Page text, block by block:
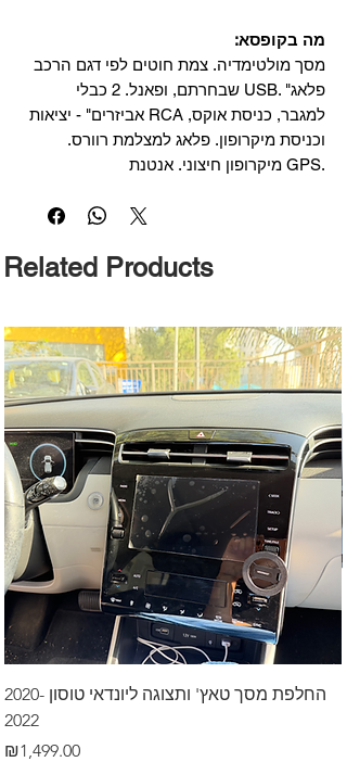
מה בקופסא:
מסך מולטימדיה. צמת חוטים לפי דגם הרכב
שבחרתם, ופאנל. 2 כבלי USB. "פלאג
אביזרים" - יציאות RCA למגבר, כניסת אוקס,
וכניסת מיקרופון. פלאג למצלמת רוורס.
מיקרופון חיצוני. אנטנת GPS.
Related Products
החלפת מסך טאץ' ותצוגה ליונדאי טוסון 2020-
2022
Price
₪1,499.00